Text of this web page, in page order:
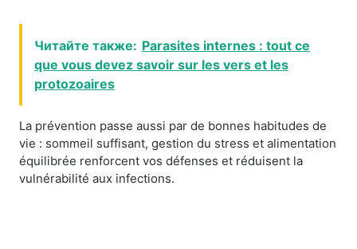
Читайте также: Parasites internes : tout ce
que vous devez savoir sur les vers et les
protozoaires
La prévention passe aussi par de bonnes habitudes de
vie : sommeil suffisant, gestion du stress et alimentation
équilibrée renforcent vos défenses et réduisent la
vulnérabilité aux infections.